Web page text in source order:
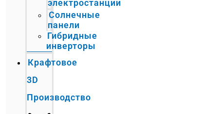
электростанции
Солнечные
панели
Гибридные
инверторы
Крафтовое
3D
Производство